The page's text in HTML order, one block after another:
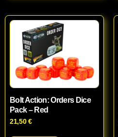
Bolt Action: Orders Dice
Pack – Red
21,50€